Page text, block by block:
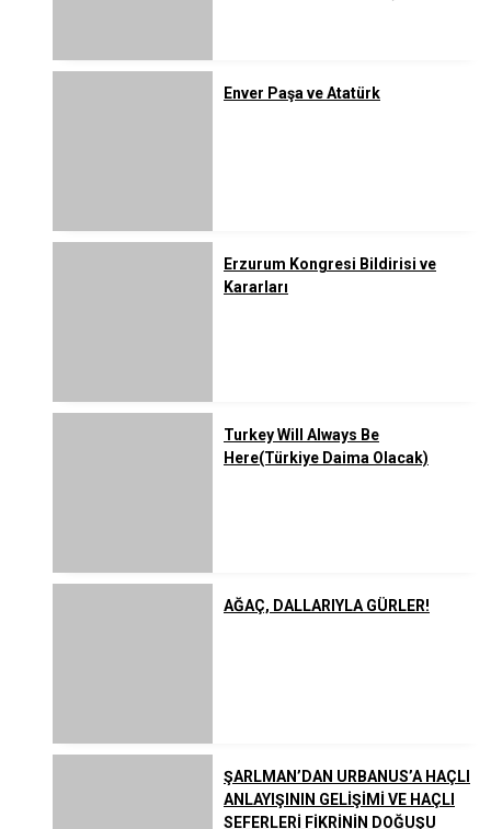
Enver Paşa ve Atatürk
Erzurum Kongresi Bildirisi ve
Kararları
Turkey Will Always Be
Here(Türkiye Daima Olacak)
AĞAÇ, DALLARIYLA GÜRLER!
ŞARLMAN’DAN URBANUS’A HAÇLI
ANLAYIŞININ GELİŞİMİ VE HAÇLI
SEFERLERİ FİKRİNİN DOĞUŞU